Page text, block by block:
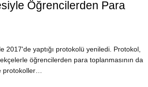
Öğrencilerden Para
yaptığı protokolü yeniledi. Protokol,
öğrencilerden para toplanmasının da
protokoller…